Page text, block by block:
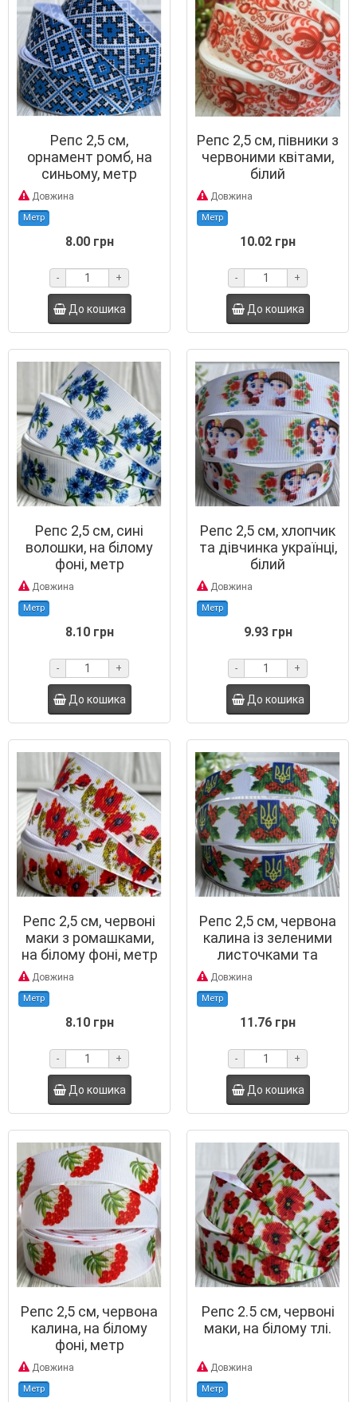
Репс 2,5 см,
орнамент ромб, на
синьому, метр
Довжина
Метр
8.00 грн
- +
До кошика
Репс 2,5 см, півники з
червоними квітами,
білий
Довжина
Метр
10.02 грн
- +
До кошика
Репс 2,5 см, сині
волошки, на білому
фоні, метр
Довжина
Метр
8.10 грн
- +
До кошика
Репс 2,5 см, хлопчик
та дівчинка українці,
білий
Довжина
Метр
9.93 грн
- +
До кошика
Репс 2,5 см, червоні
маки з ромашками,
на білому фоні, метр
Довжина
Метр
8.10 грн
- +
До кошика
Репс 2,5 см, червона
калина із зеленими
листочками та
гербом України, на
Довжина
Метр
11.76 грн
- +
До кошика
Репс 2,5 см, червона
калина, на білому
фоні, метр
Довжина
Метр
Репс 2.5 см, червоні
маки, на білому тлі.
Довжина
Метр